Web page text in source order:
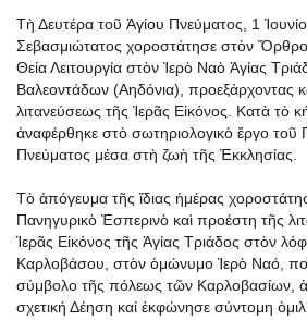
Τὴ Δευτέρα τοῦ Ἁγίου Πνεύματος, 1
Σεβασμιώτατος χοροστάτησε στὸν Ὄρθρο
Θεία Λειτουργία στὸν Ἱερὸ Ναὸ Ἁγίας
Βαλεοντάδων (Αηδόνια), προεξάρχοντας
λιτανεύσεως τῆς Ἱερᾶς Εἰκόνος. Κατὰ τὸ
ἀναφέρθηκε στὸ σωτηριολογικὸ ἔργο τοῦ
Πνεύματος μέσα στὴ ζωὴ τῆς Ἐκκλησίας.
Τὸ ἀπόγευμα τῆς ἴδιας ἡμέρας
Πανηγυρικὸ Ἑσπερινὸ καὶ προέστη τῆς
Ἱερᾶς Εἰκόνος τῆς Ἁγίας Τριάδος στὸν
Καρλοβάσου, στὸν ὁμώνυμο Ἱερὸ Ναό,
σύμβολο τῆς πόλεως τῶν Καρλοβασίων,
σχετική Δέηση καί ἐκφώνησε σύντομη